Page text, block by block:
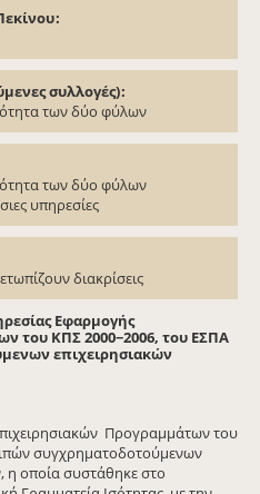
συλλογές)
των δύο φύλων
των δύο φύλων
υπηρεσίες
διακρίσεις
Εφαρμογής
του ΚΠΣ 2000−2006, του ΕΣΠΑ
επιχειρησιακών
Προγραμμάτων του
συγχρηματοδοτούμενων
οποία συστάθηκε στο